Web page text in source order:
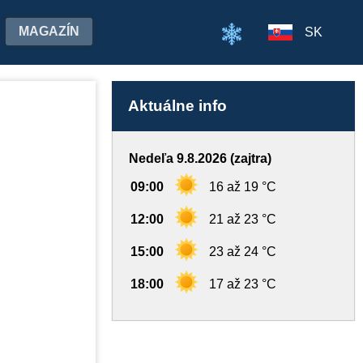
MAGAZÍN SK
Aktuálne info
Nedeľa 9.8.2026 (zajtra)
09:00 16 až 19 °C
12:00 21 až 23 °C
15:00 23 až 24 °C
18:00 17 až 23 °C